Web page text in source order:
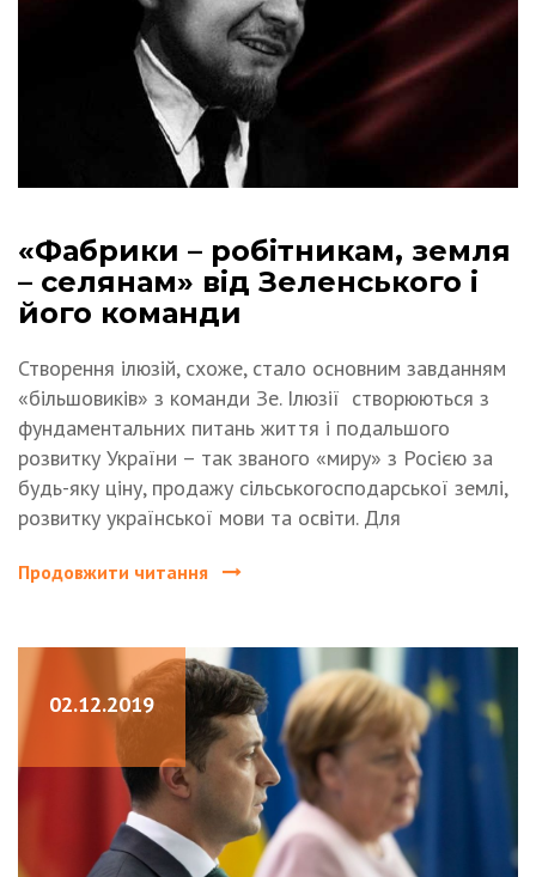
«Фабрики – робітникам, земля
– селянам» від Зеленського і
його команди
Створення ілюзій, схоже, стало основним завданням
«більшовиків» з команди Зе. Ілюзії створюються з
фундаментальних питань життя і подальшого
розвитку України – так званого «миру» з Росією за
будь-яку ціну, продажу сільськогосподарської землі,
розвитку української мови та освіти. Для
Продовжити читання
02.12.2019